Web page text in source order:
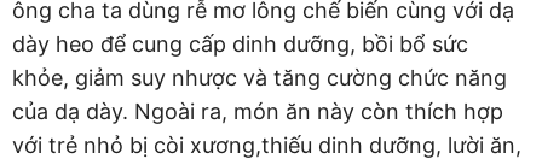
ông cha ta dùng rễ mơ lông chế biến cùng với dạ
dày heo để cung cấp dinh dưỡng, bồi bổ sức
khỏe, giảm suy nhược và tăng cường chức năng
của dạ dày. Ngoài ra, món ăn này còn thích hợp
với trẻ nhỏ bị còi xương,thiếu dinh dưỡng, lười ăn,